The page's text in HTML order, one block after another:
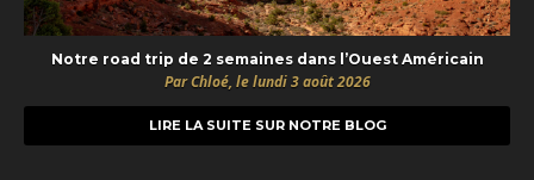
Notre road trip de 2 semaines dans l’Ouest Américain
Par Chloé, le lundi 3 août 2026
LIRE LA SUITE SUR NOTRE BLOG